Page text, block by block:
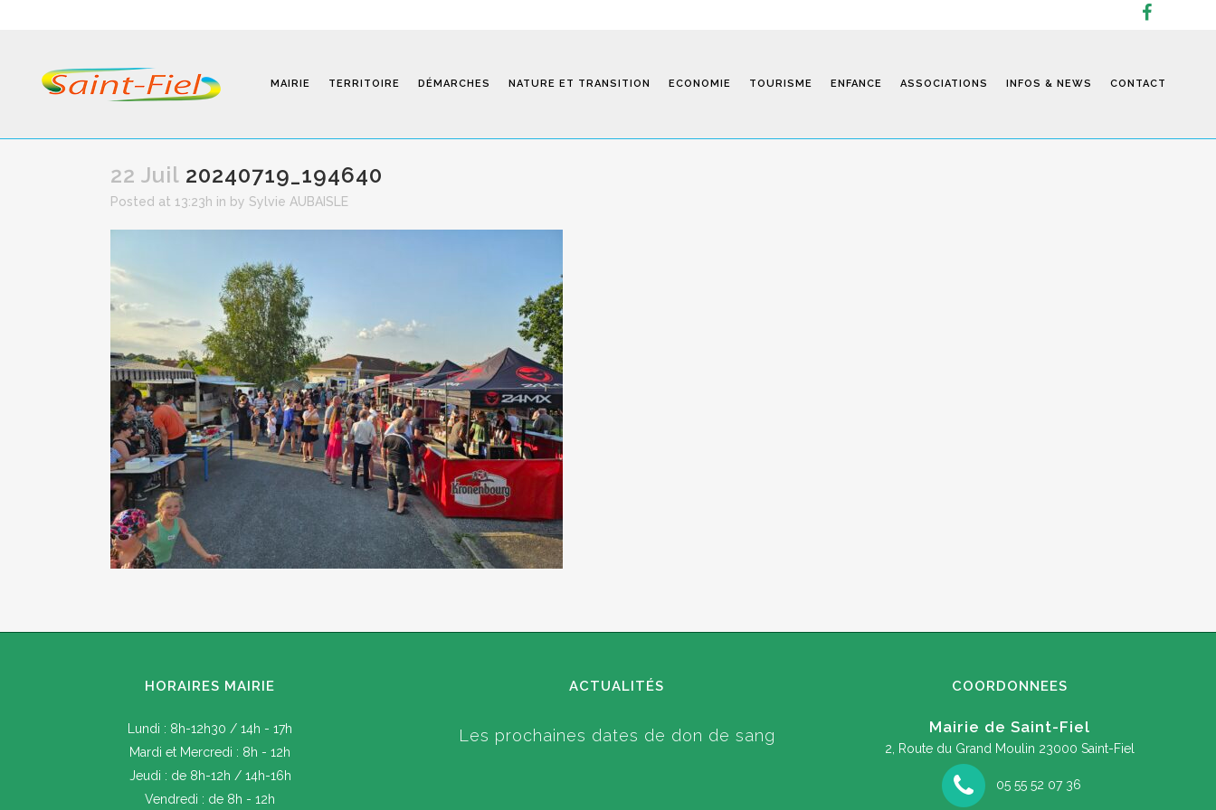
MAIRIE TERRITOIRE DÉMARCHES NATURE ET TRANSITION ECONOMIE TOURISME ENFANCE
Infos Pratiques
Modalités D’inscription
Séjours
ASSOCIATIONS INFOS & NEWS CONTACT
22 Juil 20240719_194640
Posted at 13:23h in by Sylvie AUBAISLE
HORAIRES MAIRIE
Lundi : 8h-12h30 / 14h - 17h
Mardi et Mercredi : 8h - 12h
Jeudi : de 8h-12h / 14h-16h
Vendredi : de 8h - 12h
ACTUALITÉS
Les prochaines dates de don de sang
COORDONNEES
Mairie de Saint-Fiel
2, Route du Grand Moulin 23000 Saint-Fiel
05 55 52 07 36